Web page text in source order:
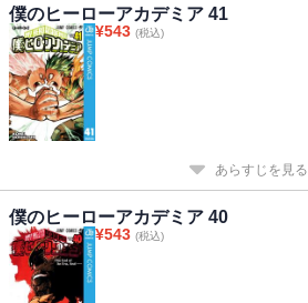
僕のヒーローアカデミア 41
¥543 (税込)
あらすじを見る
僕のヒーローアカデミア 40
¥543 (税込)